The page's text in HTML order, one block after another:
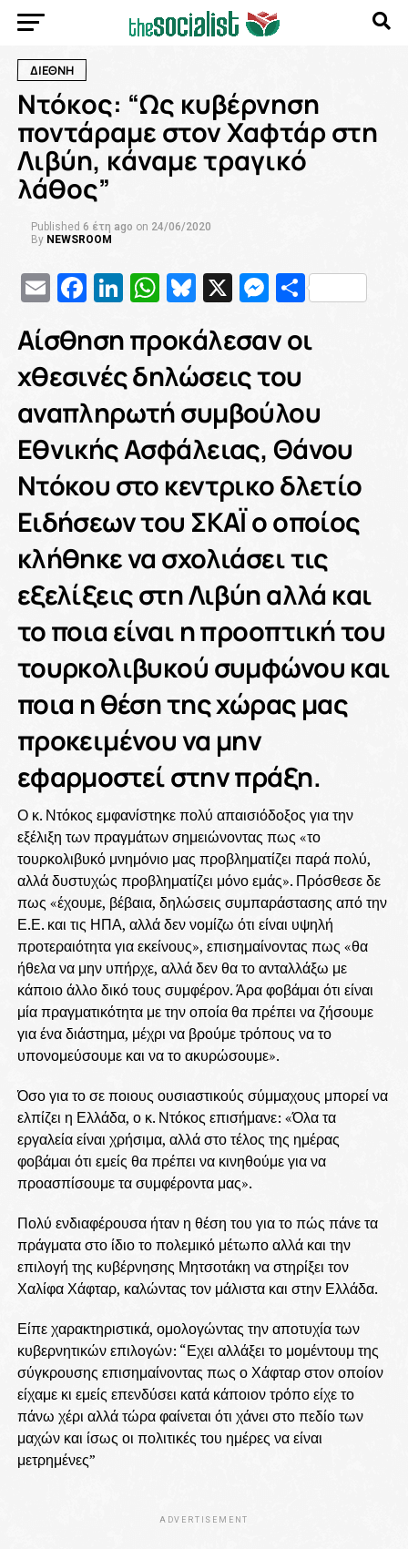
ΔΙΕΘΝΗ
Ντόκος: “Ως κυβέρνηση
ποντάραμε στον Χαφτάρ στη
Λιβύη, κάναμε τραγικό
λάθος”
Published 6 έτη ago on 24/06/2020
By NEWSROOM
EmailFacebook
LinkedIn
WhatsApp
Bluesky
X
Αίσθηση προκάλεσαν οι
χθεσινές δηλώσεις του
αναπληρωτή συμβούλου
Εθνικής Ασφάλειας, Θάνου
Ντόκου στο κεντρικο δλετίο
Ειδήσεων του ΣΚΑΪ ο οποίος
κλήθηκε να σχολιάσει τις
εξελίξεις στη Λιβύη αλλά και
το ποια είναι η προοπτική του
τουρκολιβυκού συμφώνου και
ποια η θέση της χώρας μας
προκειμένου να μην
εφαρμοστεί στην πράξη.
Ο κ. Ντόκος εμφανίστηκε πολύ απαισιόδοξος για την
εξέλιξη των πραγμάτων σημειώνοντας πως «το
τουρκολιβυκό μνημόνιο μας προβληματίζει παρά πολύ,
αλλά δυστυχώς προβληματίζει μόνο εμάς». Πρόσθεσε δε
πως «έχουμε, βέβαια, δηλώσεις συμπαράστασης από την
Ε.Ε. και τις ΗΠΑ, αλλά δεν νομίζω ότι είναι υψηλή
προτεραιότητα για εκείνους», επισημαίνοντας πως «θα
ήθελα να μην υπήρχε, αλλά δεν θα το ανταλλάξω με
κάποιο άλλο δικό τους συμφέρον. Άρα φοβάμαι ότι είναι
μία πραγματικότητα με την οποία θα πρέπει να ζήσουμε
για ένα διάστημα, μέχρι να βρούμε τρόπους να το
υπονομεύσουμε και να το ακυρώσουμε».
Όσο για το σε ποιους ουσιαστικούς σύμμαχους μπορεί να
ελπίζει η Ελλάδα, ο κ. Ντόκος επισήμανε: «Όλα τα
εργαλεία είναι χρήσιμα, αλλά στο τέλος της ημέρας
φοβάμαι ότι εμείς θα πρέπει να κινηθούμε για να
προασπίσουμε τα συμφέροντα μας».
Πολύ ενδιαφέρουσα ήταν η θέση του για το πώς πάνε τα
πράγματα στο ίδιο το πολεμικό μέτωπο αλλά και την
επιλογή της κυβέρνησης Μητσοτάκη να στηρίξει τον
Χαλίφα Χάφταρ, καλώντας τον μάλιστα και στην Ελλάδα.
Είπε χαρακτηριστικά, ομολογώντας την αποτυχία των
κυβερνητικών επιλογών: “Εχει αλλάξει το μομέντουμ της
σύγκρουσης επισημαίνοντας πως ο Χάφταρ στον οποίον
είχαμε κι εμείς επενδύσει κατά κάποιον τρόπο είχε το
πάνω χέρι αλλά τώρα φαίνεται ότι χάνει στο πεδίο των
μαχών και ίσως οι πολιτικές του ημέρες να είναι
μετρημένες”
ADVERTISEMENT